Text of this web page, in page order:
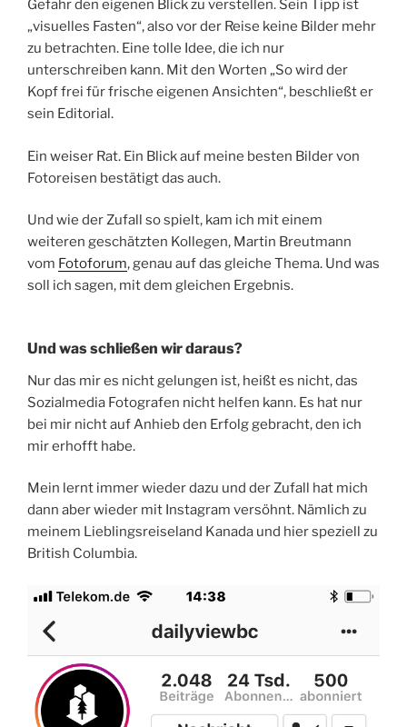
Gefahr den eigenen Blick zu verstellen. Sein Tipp ist
„visuelles Fasten“, also vor der Reise keine Bilder mehr
zu betrachten. Eine tolle Idee, die ich nur
unterschreiben kann. Mit den Worten „So wird der
Kopf frei für frische eigenen Ansichten“, beschließt er
sein Editorial.
Ein weiser Rat. Ein Blick auf meine besten Bilder von
Fotoreisen bestätigt das auch.
Und wie der Zufall so spielt, kam ich mit einem
weiteren geschätzten Kollegen, Martin Breutmann
vom Fotoforum, genau auf das gleiche Thema. Und was
soll ich sagen, mit dem gleichen Ergebnis.
Und was schließen wir daraus?
Nur das mir es nicht gelungen ist, heißt es nicht, das
Sozialmedia Fotografen nicht helfen kann. Es hat nur
bei mir nicht auf Anhieb den Erfolg gebracht, den ich
mir erhofft habe.
Mein lernt immer wieder dazu und der Zufall hat mich
dann aber wieder mit Instagram versöhnt. Nämlich zu
meinem Lieblingsreiseland Kanada und hier speziell zu
British Columbia.